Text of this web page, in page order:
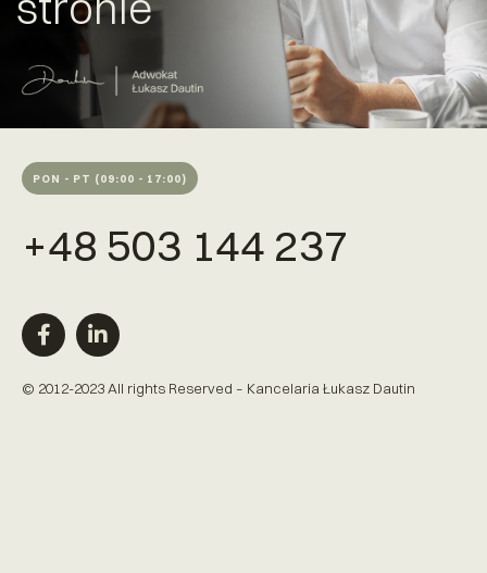
PON - PT (09:00 - 17:00)
+48 503 144 237
© 2012-2023 All rights Reserved – Kancelaria Łukasz Dautin